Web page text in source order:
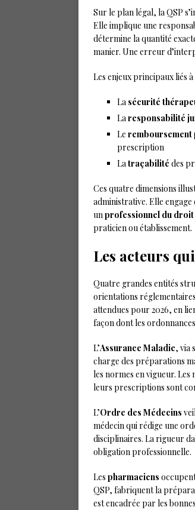
Sur le plan légal, la QSP
Elle implique une
détermine la quantité
manier. Une erreur
Les enjeux principaux liés
La sécurité
Laresponsabilité
Le remboursement
prescription
Latraçabilité des
Ces quatre dimensions
administrative. Elle
unprofessionnel du droit
praticien ou établissement.
Les acteurs
Quatre grandes entités
orientations
attendues pour 2026, en
façon dont les
L’Assurance Maladie, via
charge des préparations
les normes en vigueur. Les
leurs prescriptions sont
L’Ordre des Médecins
médecin qui rédige une
disciplinaires. La rigueur
obligation professionnelle.
Les pharmaciens
QSP, fabriquent la
est encadrée par les